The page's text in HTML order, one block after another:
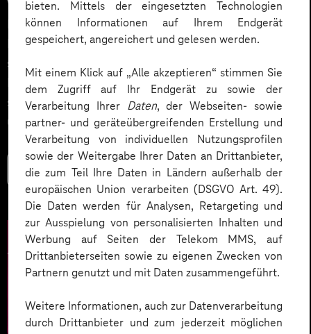
bieten. Mittels der eingesetzten Technologien
können Informationen auf Ihrem Endgerät
gespeichert, angereichert und gelesen werden.
Mit einem Klick auf „Alle akzeptieren“ stimmen Sie
dem Zugriff auf Ihr Endgerät zu sowie der
Verarbeitung Ihrer Daten, der Webseiten- sowie
partner- und geräteübergreifenden Erstellung und
Verarbeitung von individuellen Nutzungsprofilen
sowie der Weitergabe Ihrer Daten an Drittanbieter,
die zum Teil Ihre Daten in Ländern außerhalb der
europäischen Union verarbeiten (DSGVO Art. 49).
Die Daten werden für Analysen, Retargeting und
zur Ausspielung von personalisierten Inhalten und
Werbung auf Seiten der Telekom MMS, auf
Drittanbieterseiten sowie zu eigenen Zwecken von
Partnern genutzt und mit Daten zusammengeführt.
Weitere Informationen, auch zur Datenverarbeitung
durch Drittanbieter und zum jederzeit möglichen
Wie gelingt Conversational AI wirklich – jenseits von
Hype und „Magic Button“? Im Podcast erklärt Dr.
Laura Dreessen, warum erfolgreiche KI‑Dialogsysteme
strategische Beratung, gutes UX‑Design, klare
Prozesse und realistische Erwartungen brauchen. Ein
spannender Blick auf das Zusammenspiel von Mensch
und KI.
Mehr lesen